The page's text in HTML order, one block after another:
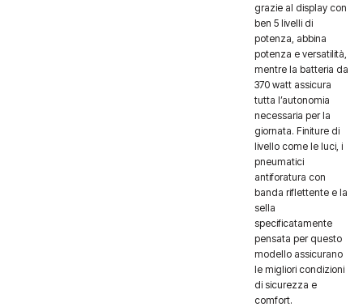
grazie al display con
ben 5 livelli di
potenza, abbina
potenza e versatilità,
mentre la batteria da
370 watt assicura
tutta l’autonomia
necessaria per la
giornata. Finiture di
livello come le luci, i
pneumatici
antiforatura con
banda riflettente e la
sella
specificatamente
pensata per questo
modello assicurano
le migliori condizioni
di sicurezza e
comfort.